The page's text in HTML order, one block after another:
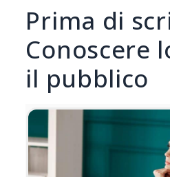
Prima di
Conoscere
il pubblico